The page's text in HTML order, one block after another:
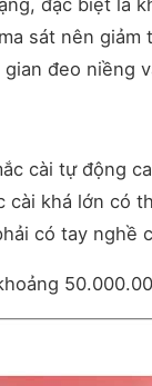
đặc biệt là
sát nên
đeo niềng
cài tự động
cài khá lớn có
có tay nghề